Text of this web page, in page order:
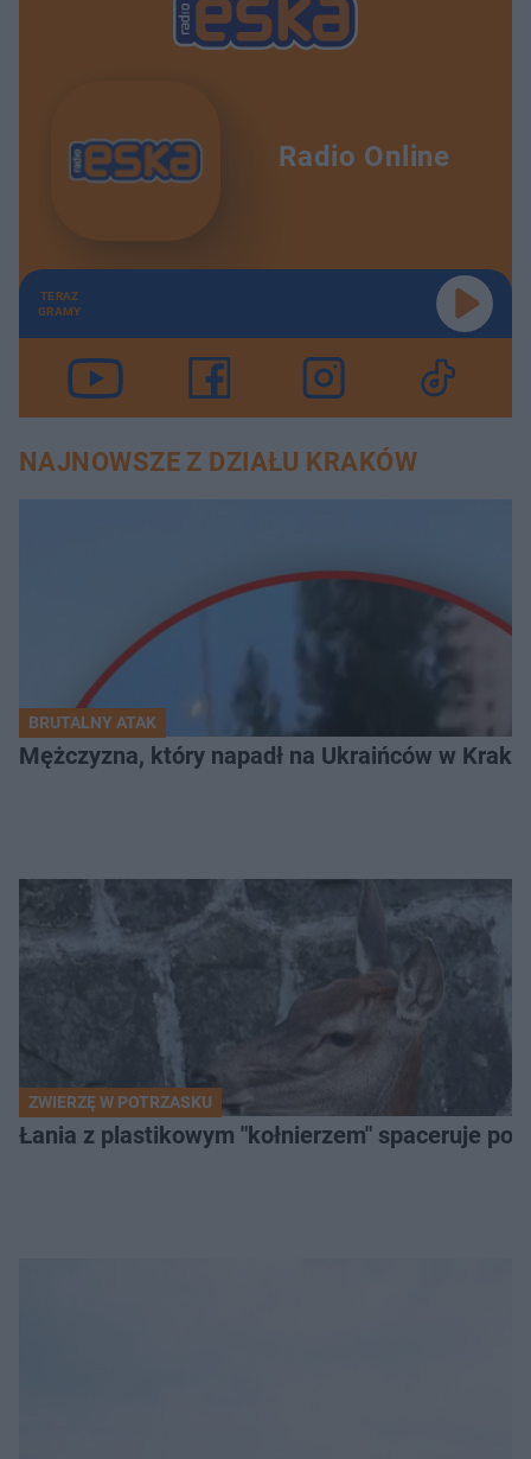
Radio Online
TERAZ
GRAMY
NAJNOWSZE Z DZIAŁU KRAKÓW
BRUTALNY ATAK
Mężczyzna, który napadł na Ukraińców w
ZWIERZĘ W POTRZASKU
Łania z plastikowym "kołnierzem" spaceruje po